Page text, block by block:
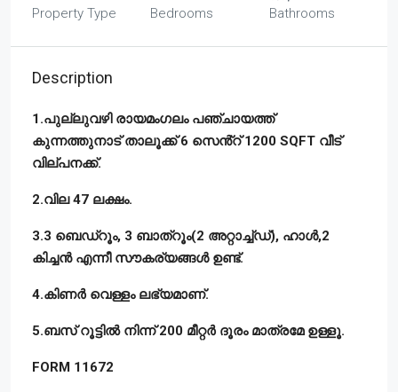
Property Type
Bedrooms
Bathrooms
Description
1.പുല്ലുവഴി രായമംഗലം പഞ്ചായത്ത്
കുന്നത്തുനാട് താലൂക്ക് 6 സെൻ്റ് 1200 SQFT വീട്
വില്പനക്ക്.
2.വില 47 ലക്ഷം.
3.3 ബെഡ്റൂം, 3 ബാത്റൂം(2 അറ്റാച്ച്ഡ്), ഹാൾ,2
കിച്ചൻ എന്നീ സൗകര്യങ്ങൾ ഉണ്ട്.
4.കിണർ വെള്ളം ലഭ്യമാണ്.
5.ബസ് റൂട്ടിൽ നിന്ന് 200 മീറ്റർ ദൂരം മാത്രമേ ഉള്ളൂ.
FORM 11672